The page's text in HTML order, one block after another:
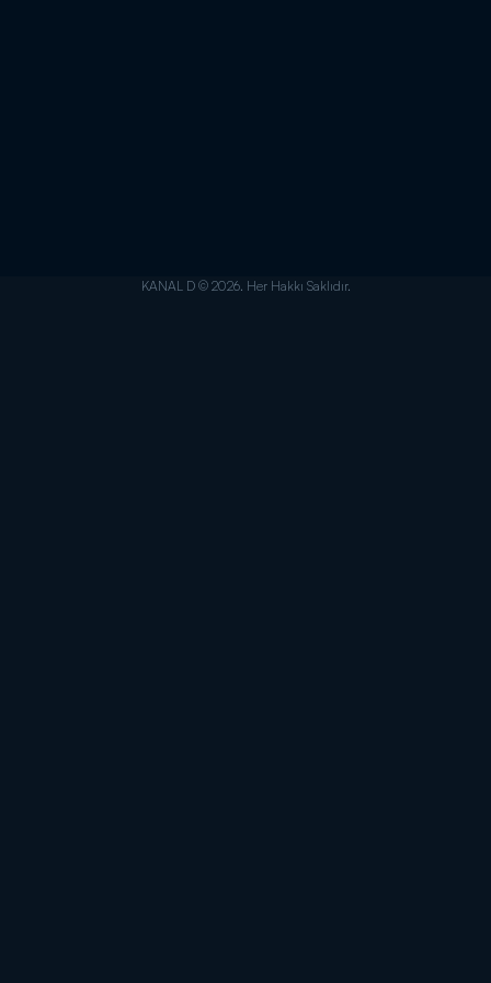
KANAL D © 2026. Her Hakkı Saklıdır.